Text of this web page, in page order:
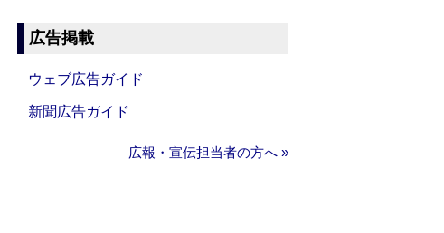
広告掲載
ウェブ広告ガイド
新聞広告ガイド
広報・宣伝担当者の方へ »